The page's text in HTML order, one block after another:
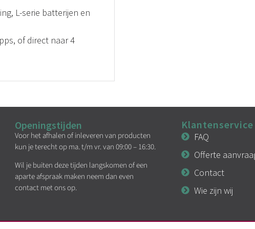
L-serie batterijen en
of direct naar 4
Openingstijden
Voor het afhalen of inleveren van producten
kun je terecht op ma. t/m vr. van 09:00 – 16:30.
Wil je buiten deze tijden langskomen of een
aparte afspraak maken neem dan even
contact met ons op.
Klantenservice
FAQ
Offerte
Contact
Wie zijn wij